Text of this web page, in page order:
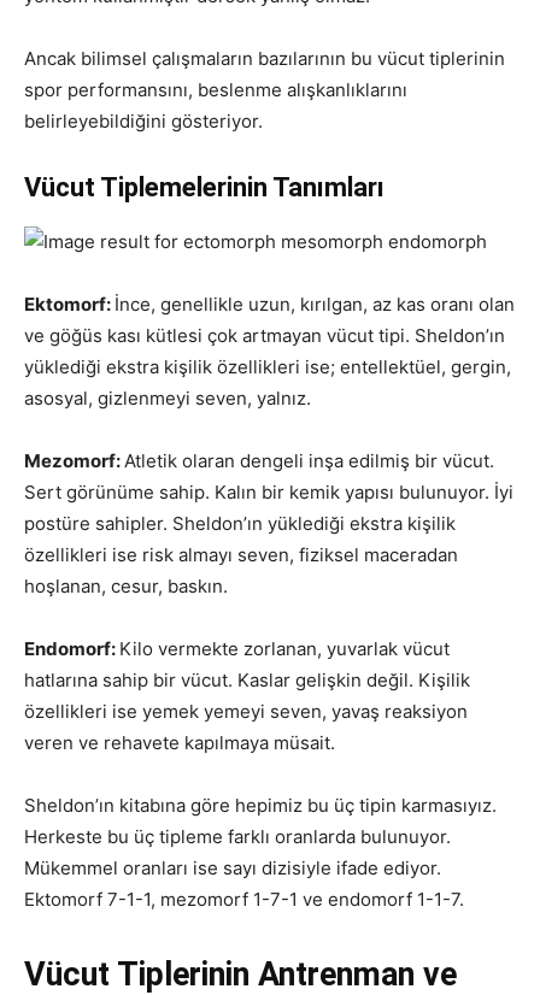
Ancak bilimsel çalışmaların bazılarının bu vücut tiplerinin
spor performansını, beslenme alışkanlıklarını
belirleyebildiğini gösteriyor.
Vücut Tiplemelerinin Tanımları
Ektomorf: İnce, genellikle uzun, kırılgan, az kas oranı olan
ve göğüs kası kütlesi çok artmayan vücut tipi. Sheldon’ın
yüklediği ekstra kişilik özellikleri ise; entellektüel, gergin,
asosyal, gizlenmeyi seven, yalnız.
Mezomorf: Atletik olaran dengeli inşa edilmiş bir vücut.
Sert görünüme sahip. Kalın bir kemik yapısı bulunuyor. İyi
postüre sahipler. Sheldon’ın yüklediği ekstra kişilik
özellikleri ise risk almayı seven, fiziksel maceradan
hoşlanan, cesur, baskın.
Endomorf: Kilo vermekte zorlanan, yuvarlak vücut
hatlarına sahip bir vücut. Kaslar gelişkin değil. Kişilik
özellikleri ise yemek yemeyi seven, yavaş reaksiyon
veren ve rehavete kapılmaya müsait.
Sheldon’ın kitabına göre hepimiz bu üç tipin karmasıyız.
Herkeste bu üç tipleme farklı oranlarda bulunuyor.
Mükemmel oranları ise sayı dizisiyle ifade ediyor.
Ektomorf 7-1-1, mezomorf 1-7-1 ve endomorf 1-1-7.
Vücut Tiplerinin Antrenman ve